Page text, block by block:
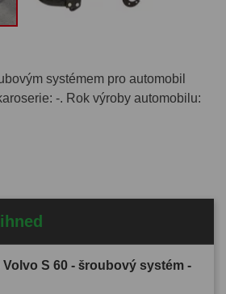
systémem pro automobil
-. Rok výroby automobilu:
S 60 - šroubový systém -